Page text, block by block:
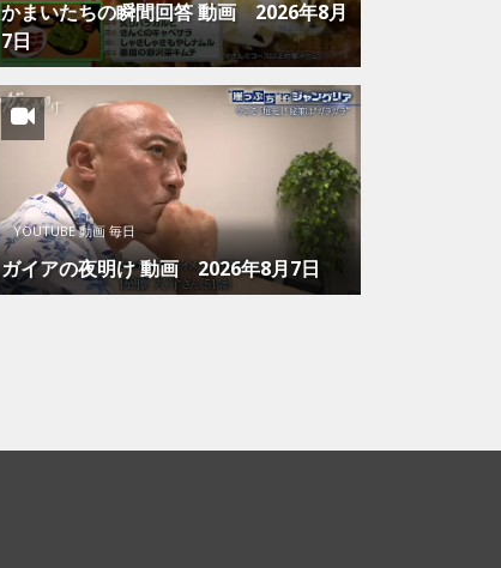
かまいたちの瞬間回答 動画 2026年8月
7日
YOUTUBE 動画 毎日
ガイアの夜明け 動画 2026年8月7日